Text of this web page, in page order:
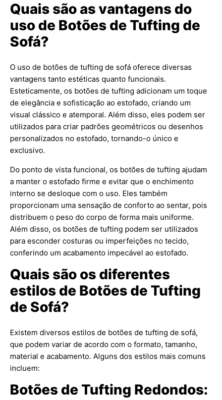
Quais são as vantagens do
uso de Botões de Tufting de
Sofá?
O uso de botões de tufting de sofá oferece diversas
vantagens tanto estéticas quanto funcionais.
Esteticamente, os botões de tufting adicionam um toque
de elegância e sofisticação ao estofado, criando um
visual clássico e atemporal. Além disso, eles podem ser
utilizados para criar padrões geométricos ou desenhos
personalizados no estofado, tornando-o único e
exclusivo.
Do ponto de vista funcional, os botões de tufting ajudam
a manter o estofado firme e evitar que o enchimento
interno se desloque com o uso. Eles também
proporcionam uma sensação de conforto ao sentar, pois
distribuem o peso do corpo de forma mais uniforme.
Além disso, os botões de tufting podem ser utilizados
para esconder costuras ou imperfeições no tecido,
conferindo um acabamento impecável ao estofado.
Quais são os diferentes
estilos de Botões de Tufting
de Sofá?
Existem diversos estilos de botões de tufting de sofá,
que podem variar de acordo com o formato, tamanho,
material e acabamento. Alguns dos estilos mais comuns
incluem:
Botões de Tufting Redondos: